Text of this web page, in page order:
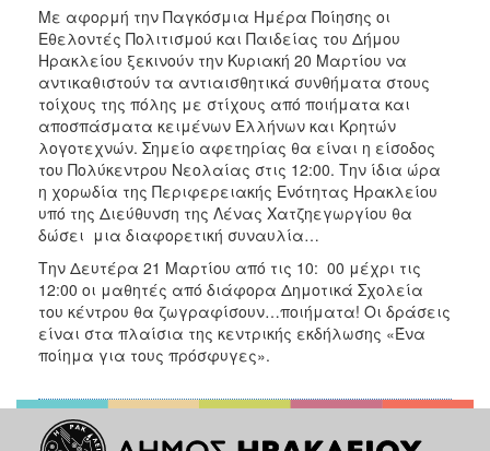
2017
2016
2015
2013
2012
2011
2010
2006
ΤΟΠΟΣ
ΠΟΛΙΤΙΣΜΟΣ
Με αφορμή την Παγκόσμια Ημέρα Ποίησης οι
Εθελοντές Πολιτισμού και Παιδείας του Δήμου
Ηρακλείου ξεκινούν την Κυριακή 20 Μαρτίου να
αντικαθιστούν τα αντιαισθητικά συνθήματα στους
τοίχους της πόλης με στίχους από ποιήματα και
αποσπάσματα κειμένων Ελλήνων και Κρητών
λογοτεχνών. Σημείο αφετηρίας θα είναι η είσοδος
του Πολύκεντρου Νεολαίας στις 12:00. Την ίδια ώρα
η χορωδία της Περιφερειακής Ενότητας Ηρακλείου
υπό της Διεύθυνση της Λένας Χατζηεγωργίου θα
δώσει μια διαφορετική συναυλία…
Την Δευτέρα 21 Μαρτίου από τις 10: 00 μέχρι τις
12:00 οι μαθητές από διάφορα Δημοτικά Σχολεία
του κέντρου θα ζωγραφίσουν…ποιήματα! Οι δράσεις
είναι στα πλαίσια της κεντρικής εκδήλωσης «Ένα
ποίημα για τους πρόσφυγες».